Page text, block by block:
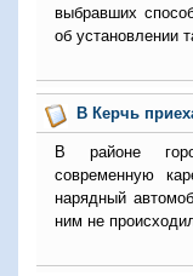
выбравших
об установлении
В Керчь
В районе
современную
нарядный
ним не